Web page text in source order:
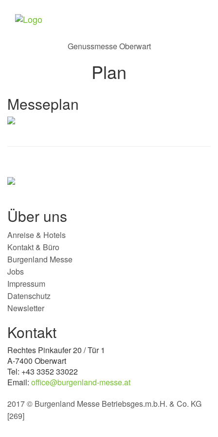
Genussmesse Oberwart
Plan
Messeplan
Über uns
Anreise & Hotels
Kontakt & Büro
Burgenland Messe
Jobs
Impressum
Datenschutz
Newsletter
Kontakt
Rechtes Pinkaufer 20 / Tür 1
A-7400 Oberwart
Tel: +43 3352 33022
Email: office@burgenland-messe.at
2017 © Burgenland Messe Betriebsges.m.b.H. & Co. KG
[269]